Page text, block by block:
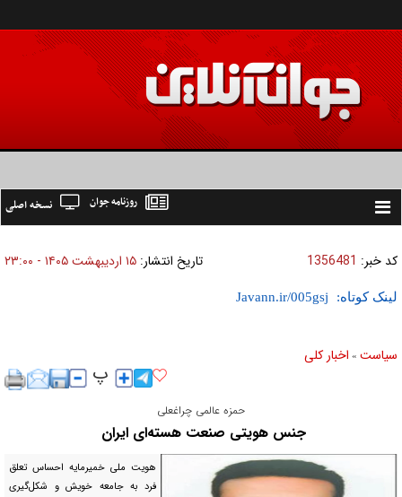
Toggle
نسخه اصلی روزنامه جوان
کد خبر: 1356481 تاریخ انتشار: ۱۵ ارديبهشت ۱۴۰۵ - ۲۳:۰۰
لینک کوتاه:
سیاست » اخبار کلی
حمزه عالمی چراغعلی
جنس هویتی صنعت هسته‌ای ایران
هویت ملی خمیرمایه احساس تعلق
فرد به جامعه خویش و شکل‌گیری